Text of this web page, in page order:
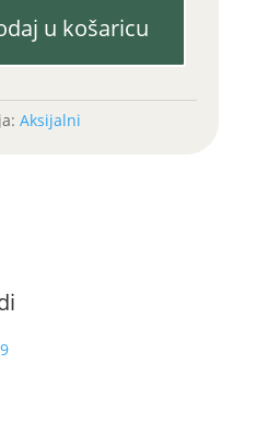
u košaricu
Aksijalni